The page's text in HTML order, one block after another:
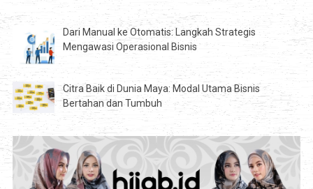
Dari Manual ke Otomatis: Langkah Strategis
Mengawasi Operasional Bisnis
Citra Baik di Dunia Maya: Modal Utama Bisnis
Bertahan dan Tumbuh